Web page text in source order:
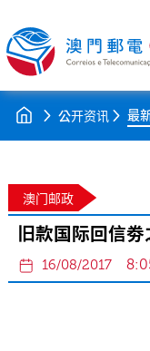
公开资讯 最
澳门邮政
旧款国际回信
16/08/2017